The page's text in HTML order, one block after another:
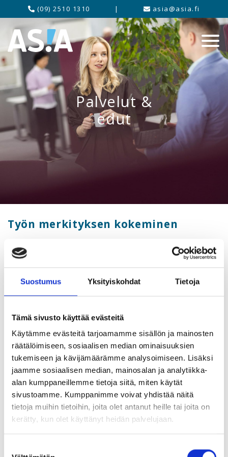
Suostumus Yksityiskohdat Tietoja
Tämä sivusto käyttää evästeitä
Käytämme evästeitä tarjoamamme sisällön ja mainosten
räätälöimiseen, sosiaalisen median ominaisuuksien
tukemiseen ja kävijämäärämme analysoimiseen. Lisäksi
jaamme sosiaalisen median, mainosalan ja analytiikka-
alan kumppaneillemme tietoja siitä, miten käytät
sivustoamme. Kumppanimme voivat yhdistää näitä
tietoja muihin tietoihin, joita olet antanut heille tai joita on
kerätty, kun olet käyttänyt heidän palvelujaan.
(09) 2510 1310 | asia@asia.fi
Palvelut &
edut
Työn merkityksen kokeminen
13.04.2022
Työn merkityksen kokemus on tärkeä aihe, josta
puhutaan paljon. Mutta miksi siitä pitäisi puhua? Mitä se
merkityksellisyyden lähteitä, ja mitä tutkimukset sitä
osoittavat. Ennen kaikkea pureudutaan tärkeään teemaan:
mikä saa meidät syttymään?
Ilmoittaudu Urapalvelut-sivuston kautta
Webinaarissa puhujana Pirjo Ahonen, jolla on 20 vuoden
kokemus johtamisen ja työyhteisöjen valmentajana.
Hänen toteuttamiensa valmennusten paino on
uudenlaisten työtapojen muutosvaiheissa ja erilaisuuden